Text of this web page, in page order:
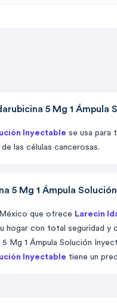
5 Mg 1 Ámpula
Inyectable se usa para
las células cancerosas.
5 Mg 1 Ámpula
que ofrece Larecin
hogar con total seguridad y
Mg 1 Ámpula Solución
Inyectable tiene un